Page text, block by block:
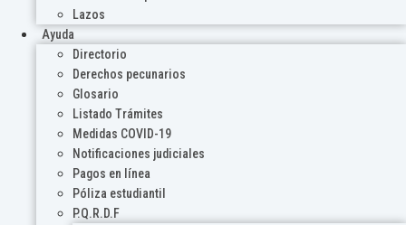
Lazos
Ayuda
Directorio
Derechos pecunarios
Glosario
Listado Trámites
Medidas COVID-19
Notificaciones judiciales
Pagos en línea
Póliza estudiantil
P.Q.R.D.F